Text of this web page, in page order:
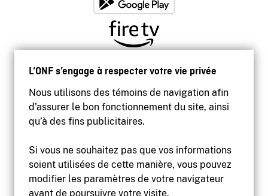
L’ONF s’engage à respecter votre vie privée
Nous utilisons des témoins de navigation afin
d’assurer le bon fonctionnement du site, ainsi
qu’à des fins publicitaires.
Si vous ne souhaitez pas que vos informations
soient utilisées de cette manière, vous pouvez
modifier les paramètres de votre navigateur
avant de poursuivre votre visite.
Accessibilité